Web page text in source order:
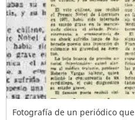
Fotografía de un periódico